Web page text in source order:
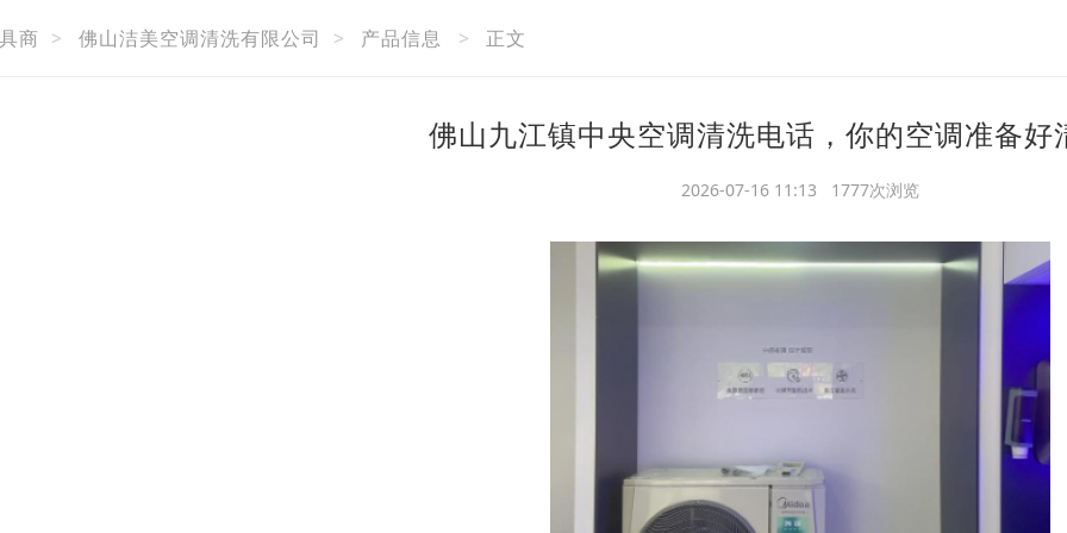
商 > 佛山洁美空调清洗有限公司 > 产品信息 > 正文
佛山九江镇中央空调清洗电话，你的空调准备好
2026-07-16 11:13 1777次浏览